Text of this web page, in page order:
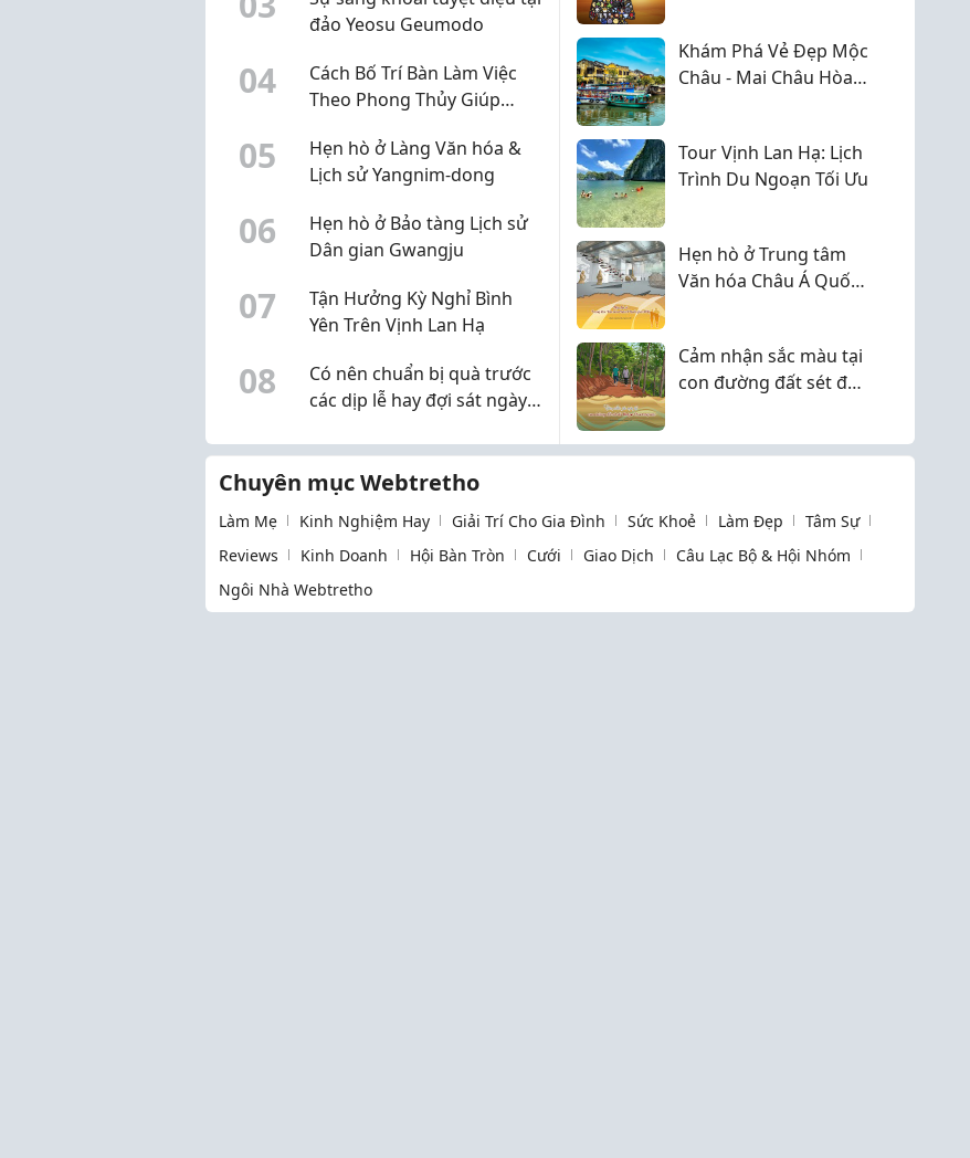
đảo Yeosu Geumodo
04
Cách Bố Trí Bàn Làm Việc
Theo Phong Thủy Giúp
Giảm Căng Thẳng
05
Hẹn hò ở Làng Văn hóa &
Lịch sử Yangnim-dong
06
Hẹn hò ở Bảo tàng Lịch sử
Dân gian Gwangju
07
Tận Hưởng Kỳ Nghỉ Bình
Yên Trên Vịnh Lan Hạ
08
Có nên chuẩn bị quà trước
các dịp lễ hay đợi sát ngày
Khám Phá Vẻ Đẹp Mộc
Châu - Mai Châu Hòa
Tour Vịnh Lan Hạ: Lịch
Trình Du Ngoạn Tối Ưu
Hẹn hò ở Trung tâm
Văn hóa Châu Á Quốc
Cảm nhận sắc màu tại
con đường đất sét đỏ
Chuyên mục Webtretho
Làm Mẹ Kinh Nghiệm Hay Giải Trí Cho Gia Đình Sức Khoẻ Làm Đẹp
Tâm Sự
Reviews
Kinh Doanh Hội Bàn Tròn Cưới Giao Dịch
Câu Lạc Bộ & Hội Nhóm
Ngôi Nhà Webtretho